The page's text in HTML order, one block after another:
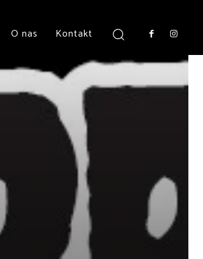
O nas Kontakt